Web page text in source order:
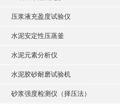
压浆液充盈度试验仪
水泥安定性压蒸釜
水泥元素分析仪
水泥胶砂耐磨试验机
砂浆强度检测仪（择压法）